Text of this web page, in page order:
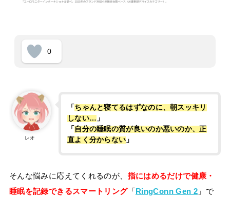
0
レオ
「ちゃんと寝てるはずなのに、朝スッキリ
しない… 」
「自分の睡眠の質が良いのか悪いのか、正
直よく分からない 」
そんな悩みに応えてくれるのが、 指にはめるだけで健康・
睡眠を記録できるスマートリング「RingConn Gen 2 」で